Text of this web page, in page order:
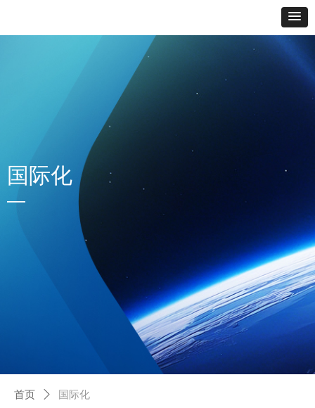
国际化
—
首页 ꄲ 国际化